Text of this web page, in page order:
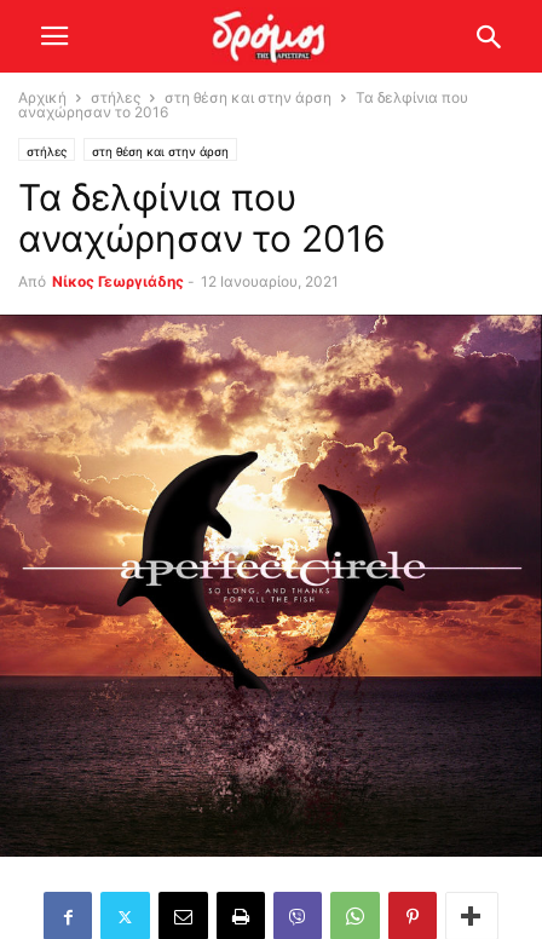
Αρχική στήλες στη θέση και στην άρση
Τα δελφίνια που
αναχώρησαν το 2016
στήλες στη θέση και στην άρση
Τα δελφίνια που
αναχώρησαν το 2016
Από Νίκος Γεωργιάδης - 12 Ιανουαρίου, 2021